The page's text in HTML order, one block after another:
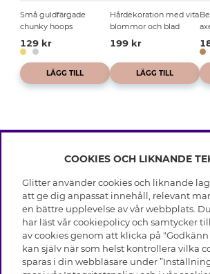
Små guldfärgade
chunky hoops
129 kr
LÄGG TILL
Hårdekoration med vita
blommor och blad
199 kr
LÄGG TILL
INFO
Leverans
Villkor
Integritetspolicy
Cookies
Medlemsvillkor
Jobba hos Glitter
OM GLITTER
Black Friday
Våra butiker
Varumärken
HJÄLP
Vanliga frågor
COOKIES OCH LIKNANDE
Glitter använder cookies och liknande
att ge dig anpassat innehåll, relevant
en bättre upplevelse av vår webbplats.
har läst vår cookiepolicy och samtycker
av cookies genom att klicka på "Godkänn
kan själv när som helst kontrollera vilka
sparas i din webbläsare under